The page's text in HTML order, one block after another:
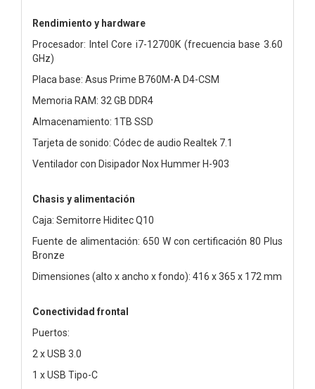
Rendimiento y hardware
Procesador: Intel Core i7-12700K (frecuencia base 3.60
GHz)
Placa base: Asus Prime B760M-A D4-CSM
Memoria RAM: 32 GB DDR4
Almacenamiento: 1TB SSD
Tarjeta de sonido: Códec de audio Realtek 7.1
Ventilador con Disipador Nox Hummer H-903
Chasis y alimentación
Caja: Semitorre Hiditec Q10
Fuente de alimentación: 650 W con certificación 80 Plus
Bronze
Dimensiones (alto x ancho x fondo): 416 x 365 x 172 mm
Conectividad frontal
Puertos:
2 x USB 3.0
1 x USB Tipo-C